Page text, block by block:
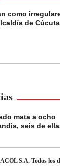
como
de
mata a ocho
seis de
S.A. Todos los